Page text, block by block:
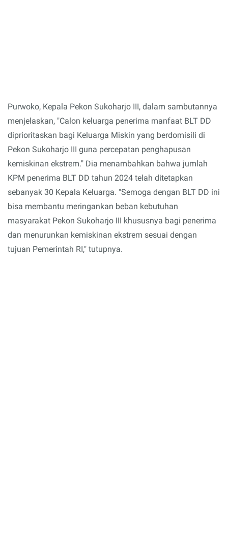
Purwoko, Kepala Pekon Sukoharjo III, dalam sambutannya
menjelaskan, "Calon keluarga penerima manfaat BLT DD
diprioritaskan bagi Keluarga Miskin yang berdomisili di
Pekon Sukoharjo III guna percepatan penghapusan
kemiskinan ekstrem." Dia menambahkan bahwa jumlah
KPM penerima BLT DD tahun 2024 telah ditetapkan
sebanyak 30 Kepala Keluarga. "Semoga dengan BLT DD ini
bisa membantu meringankan beban kebutuhan
masyarakat Pekon Sukoharjo III khususnya bagi penerima
dan menurunkan kemiskinan ekstrem sesuai dengan
tujuan Pemerintah RI," tutupnya.